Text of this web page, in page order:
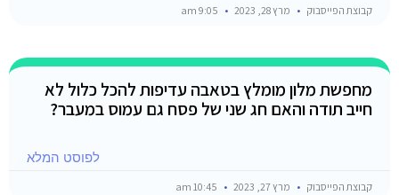
קבוצת הפייסבוק מרץ 28, 2023
מחפשת מלון מומלץ בטאבה עדיפות להכל כלול לא
חייב תודה והאם חג שני של פסח גם עמוס במעבר?
לפוסט המלא
קבוצת הפייסבוק מרץ 27, 2023